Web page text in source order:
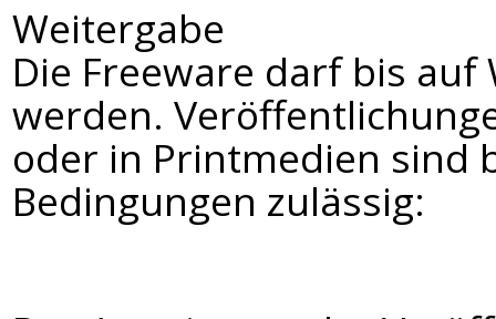
Weitergabe
Die Freeware darf bis
werden.
oder in Printmedien sind
Bedingungen zulässig: